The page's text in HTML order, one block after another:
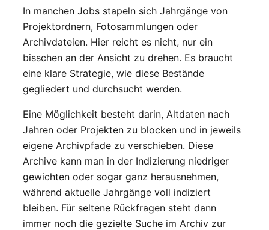
In manchen Jobs stapeln sich Jahrgänge von
Projektordnern, Fotosammlungen oder
Archivdateien. Hier reicht es nicht, nur ein
bisschen an der Ansicht zu drehen. Es braucht
eine klare Strategie, wie diese Bestände
gegliedert und durchsucht werden.
Eine Möglichkeit besteht darin, Altdaten nach
Jahren oder Projekten zu blocken und in jeweils
eigene Archivpfade zu verschieben. Diese
Archive kann man in der Indizierung niedriger
gewichten oder sogar ganz herausnehmen,
während aktuelle Jahrgänge voll indiziert
bleiben. Für seltene Rückfragen steht dann
immer noch die gezielte Suche im Archiv zur